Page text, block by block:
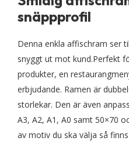
snäppprofil
Denna enkla affischram ser
snyggt ut mot kund.Perfekt
produkter, en
erbjudande. Ramen är
storlekar. Den är även
A3, A2, A1, A0 samt 50×70
av motiv du ska välja så